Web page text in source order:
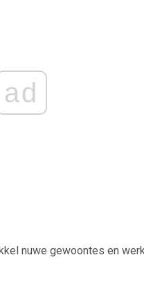
ad
nuwe gewoontes en